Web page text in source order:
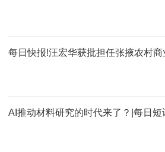
每日快报!汪宏华获批担任张掖农村
AI推动材料研究的时代来了？|每日短